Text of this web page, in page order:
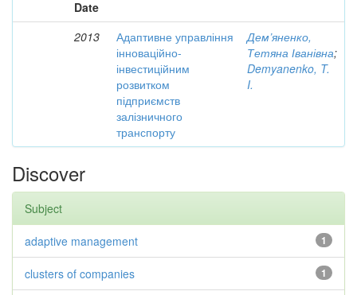
Date
2013
Адаптивне управління
інноваційно-
інвестиційним
розвитком
підприємств
залізничного
транспорту
Дем’яненко,
Тетяна Іванівна;
Demyanenko, T.
I.
Discover
Subject
1
adaptive management
1
clusters of companies